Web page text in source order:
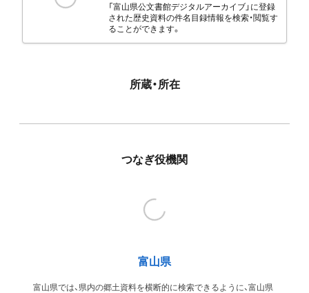
「富山県公文書館デジタルアーカイブ」に登録
された歴史資料の件名目録情報を検索・閲覧す
ることができます。
所蔵・所在
つなぎ役機関
富山県
富山県では、県内の郷土資料を横断的に検索できるように、富山県